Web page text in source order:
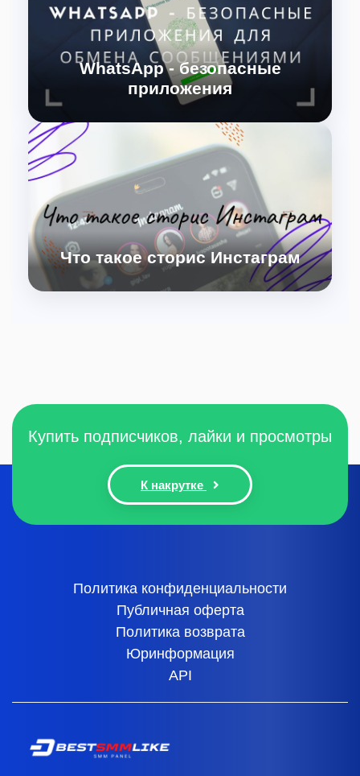
WhatsApp - безопасные
приложения
WhatsApp - безопасное приложение для обмена
сообщениями с шифрованием.
Что такое сторис Инстаграм
Изучите, как использовать истории Instagram для
взаимодействия с подписчиками и продвижения
Купить подписчиков, лайки и просмотры
К накрутке
Политика конфиденциальности
Публичная оферта
Политика возврата
Юринформация
API